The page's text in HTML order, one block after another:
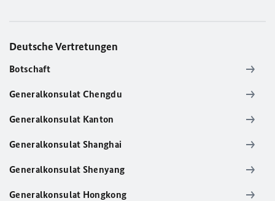
Deutsche Vertretungen
Botschaft
Generalkonsulat Chengdu
Generalkonsulat Kanton
Generalkonsulat Shanghai
Generalkonsulat Shenyang
Generalkonsulat Hongkong